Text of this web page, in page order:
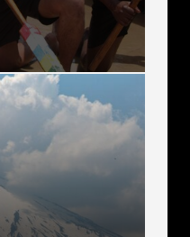
以上も続く伝統
地キャンプ・
ン・ペリー基
さんの海兵隊